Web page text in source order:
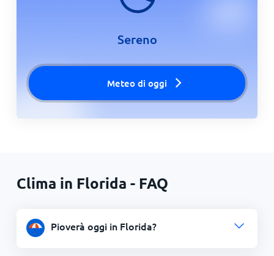
Sereno
Meteo di oggi
Clima in Florida - FAQ
Pioverà oggi in Florida?